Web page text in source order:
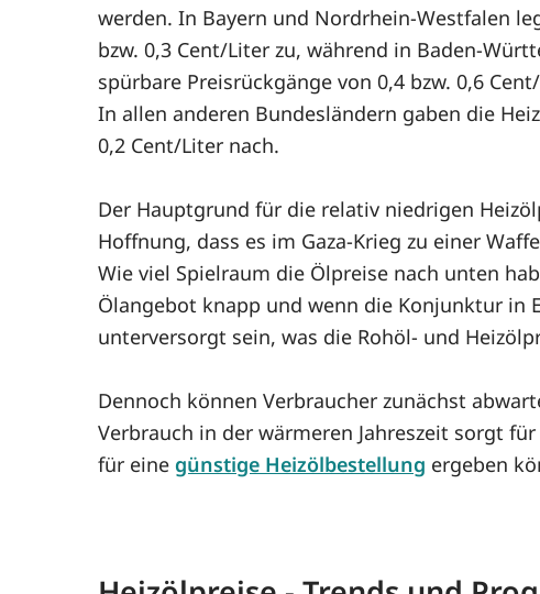
werden. In Bayern und Nordrhein-Westfalen
bzw. 0,3 Cent/Liter zu, während in Baden-
spürbare Preisrückgänge von 0,4 bzw. 0,6
In allen anderen Bundesländern gaben die
0,2 Cent/Liter nach.
Der Hauptgrund für die relativ niedrigen
Hoffnung, dass es im Gaza-Krieg zu einer
Wie viel Spielraum die Ölpreise nach unten
Ölangebot knapp und wenn die Konjunktur in
unterversorgt sein, was die Rohöl- und
Dennoch können Verbraucher zunächst
Verbrauch in der wärmeren Jahreszeit sorgt
für einegünstige Heizölbestellung ergeben